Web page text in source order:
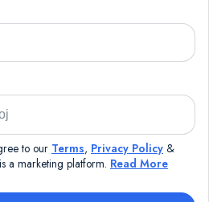
to our Terms, Privacy Policy &
a marketing platform. Read More